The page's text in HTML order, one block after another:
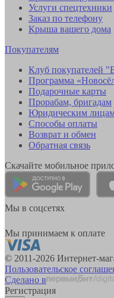
Услуги спецтехники
Заказ по телефону
Крыша вашего дома
Покупателям
Клуб покупателей
Программа
Подарочные карты
Прорабам, бригадам
Юридическим
Способы оплаты
Возврат и обмен
Обратная связь
Скачайте мобильное
Мы в соцсетях
Мы принимаем к оплате
© 2011-2026 Интернет-
Пользовательское
Сделано в
Регистрация